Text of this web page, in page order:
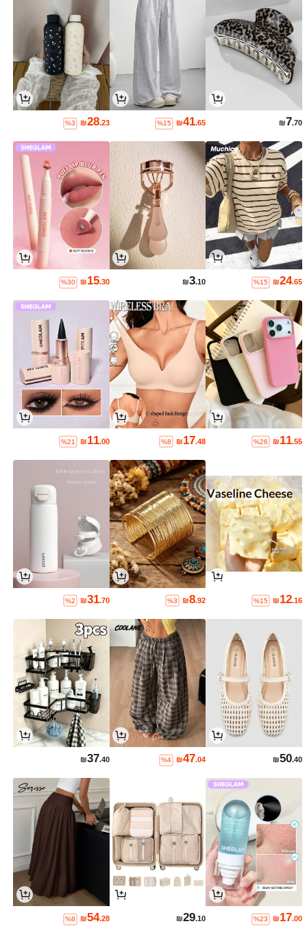
₪7.70
₪41.65
%15
₪28.23
%3
₪24.65
%15
₪3.10
₪15.30
%30
₪11.55
%26
₪17.48
%8
₪11.00
%21
₪12.16
%15
₪8.92
%3
₪31.70
%2
₪50.40
₪47.04
%4
₪37.40
₪17.00
%23
₪29.10
₪54.28
%8